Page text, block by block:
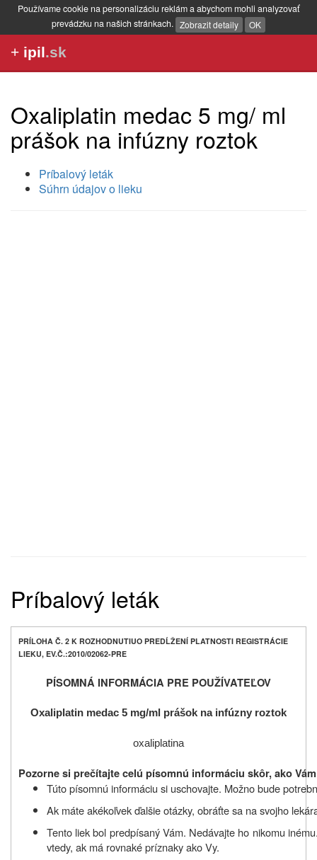
Používame cookie na personalizáciu reklám a abychom mohli analyzovať
prevádzku na našich stránkach. Zobrazit detaily OK
+ ipil.sk
Oxaliplatin medac 5 mg/ ml
prášok na infúzny roztok
Príbalový leták
Súhrn údajov o lieku
Príbalový leták
PRÍLOHA Č. 2 K ROZHODNUTIUO PREDĹŽENÍ PLATNOSTI REGISTRÁCIE
LIEKU, EV.Č.:2010/02062-PRE
PÍSOMNÁ INFORMÁCIA PRE POUŽÍVATEĽOV
Oxaliplatin medac 5 mg/ml prášok na infúzny roztok
oxaliplatina
Pozorne si prečítajte celú písomnú informáciu skôr, ako
Túto písomnú informáciu si uschovajte. Možno bude
Ak máte akékoľvek ďalšie otázky, obráťte sa na svojho
Tento liek bol predpísaný Vám. Nedávajte ho nikomu
vtedy, ak má rovnaké príznaky ako Vy.